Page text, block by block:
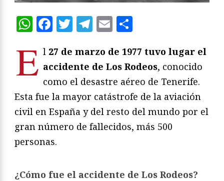
WhatsApp
Facebook
Twitter
Telegram
Email
E l 27 de marzo de 1977 tuvo lugar el
accidente de Los Rodeos, conocido
como el desastre aéreo de Tenerife.
Esta fue la mayor catástrofe de la aviación
civil en España y del resto del mundo por el
gran número de fallecidos, más 500
personas.
¿Cómo fue el accidente de Los Rodeos?